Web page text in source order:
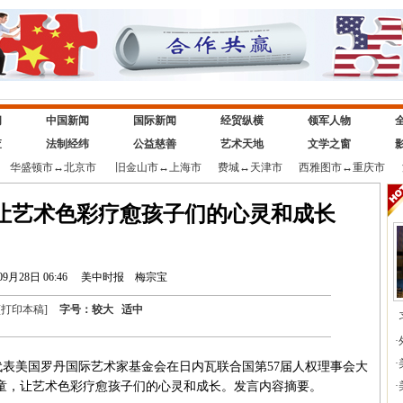
中国新闻 国际新闻 经贸纵横 领军人物
法制经纬 公益慈善 艺术天地 文学之窗
华盛顿市↔北京市 旧金山市↔上海市 费城↔ 天津市 西雅图市↔重庆市
艺术色彩疗愈孩子们的心灵和成长
月28日 06:46 美中时报 梅宗宝
打印本稿] 字号： 较大 适中
国罗丹国际艺术家基金会在日内瓦联合国第57届人权理事会大
让艺术色彩疗愈孩子们的心灵和成长。发言内容摘要。
·
·
·